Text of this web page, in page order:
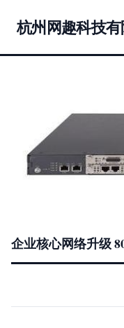
杭州网趣科技
企业核心网络升级